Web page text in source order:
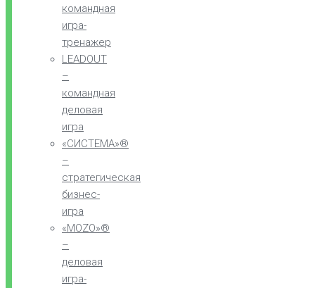
командная
игра-
тренажер
LEADOUT
–
командная
деловая
игра
«СИСТЕМА»®
–
стратегическая
бизнес-
игра
«MOZO»®
–
деловая
игра-